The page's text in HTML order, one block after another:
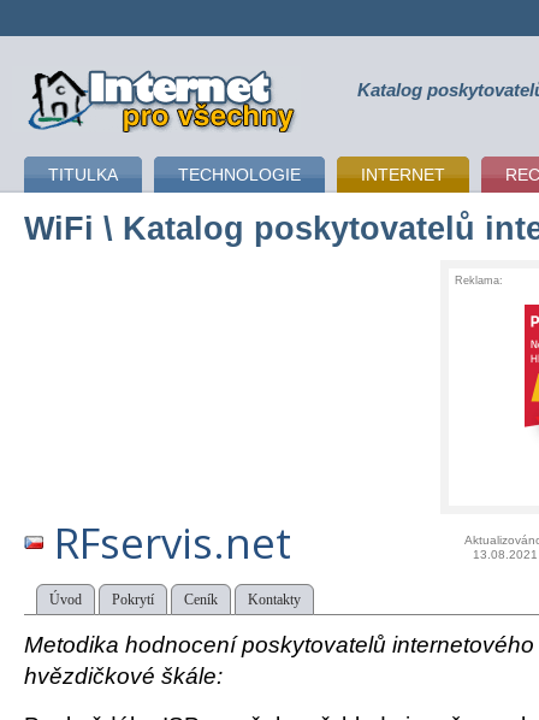
připojení k internetu Katalog
TITULKA TECHNOLOGIE INTERNET
WiFi \ Katalog poskytovatelů
Reklama:
RFservis.net
13.08.2021
Úvod Pokrytí Ceník Kontakty
Metodika hodnocení poskytovatelů
hvězdičkové škále: